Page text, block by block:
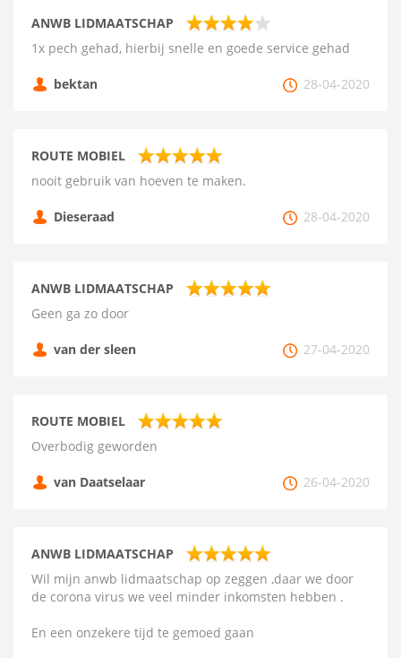
ANWB LIDMAATSCHAP
1x pech gehad, hierbij snelle en goede service gehad
bektan 28-04-2020
ROUTE MOBIEL
nooit gebruik van hoeven te maken.
Dieseraad 28-04-2020
ANWB LIDMAATSCHAP
Geen ga zo door
van der sleen 27-04-2020
ROUTE MOBIEL
Overbodig geworden
van Daatselaar 26-04-2020
ANWB LIDMAATSCHAP
Wil mijn anwb lidmaatschap op zeggen ,daar we door
de corona virus we veel minder inkomsten hebben .
En een onzekere tijd te gemoed gaan